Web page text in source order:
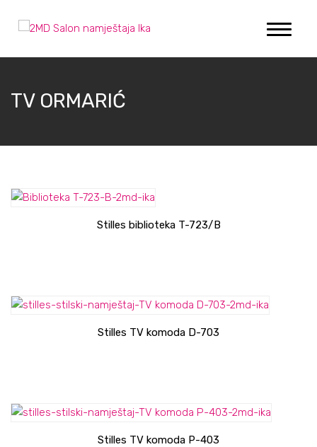
TV ORMARIĆ
Stilles biblioteka T-723/B
Stilles TV komoda D-703
Stilles TV komoda P-403